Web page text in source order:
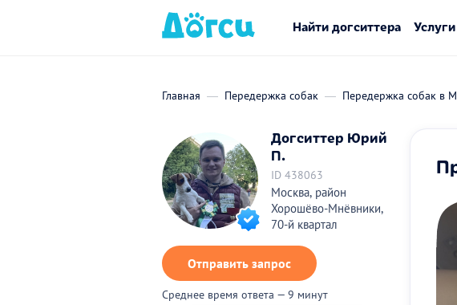
Найти догситтера Услуги
Главная Передержка собак Передержка собак в
Догситтер Юрий
П.
ID 438063
Москва, район
Хорошёво-Мнёвники,
70-й квартал
Отправить запрос
Среднее время ответа — 9 минут